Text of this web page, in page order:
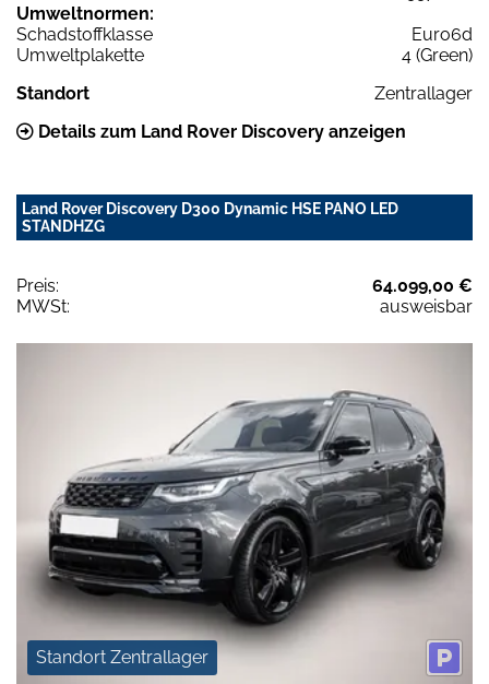
Umweltnormen:
Schadstoffklasse
Euro6d
Umweltplakette
4 (Green)
Standort
Zentrallager
Details zum Land Rover Discovery anzeigen
Land Rover Discovery D300 Dynamic HSE PANO LED
STANDHZG
Preis:
64.099,00 €
MWSt:
ausweisbar
Standort Zentrallager